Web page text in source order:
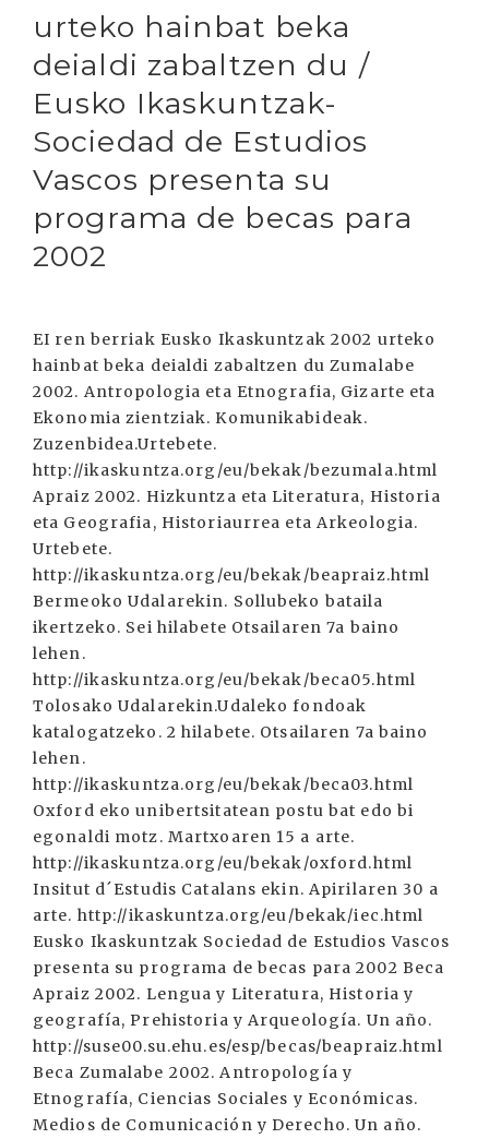
urteko hainbat beka
deialdi zabaltzen du /
Eusko Ikaskuntzak-
Sociedad de Estudios
Vascos presenta su
programa de becas para
2002
EI ren berriak Eusko Ikaskuntzak 2002 urteko
hainbat beka deialdi zabaltzen du Zumalabe
2002. Antropologia eta Etnografia, Gizarte eta
Ekonomia zientziak. Komunikabideak.
Zuzenbidea.Urtebete.
http://ikaskuntza.org/eu/bekak/bezumala.html
Apraiz 2002. Hizkuntza eta Literatura, Historia
eta Geografia, Historiaurrea eta Arkeologia.
Urtebete.
http://ikaskuntza.org/eu/bekak/beapraiz.html
Bermeoko Udalarekin. Sollubeko bataila
ikertzeko. Sei hilabete Otsailaren 7a baino
lehen.
http://ikaskuntza.org/eu/bekak/beca05.html
Tolosako Udalarekin.Udaleko fondoak
katalogatzeko. 2 hilabete. Otsailaren 7a baino
lehen.
http://ikaskuntza.org/eu/bekak/beca03.html
Oxford eko unibertsitatean postu bat edo bi
egonaldi motz. Martxoaren 15 a arte.
http://ikaskuntza.org/eu/bekak/oxford.html
Insitut d´Estudis Catalans ekin. Apirilaren 30 a
arte. http://ikaskuntza.org/eu/bekak/iec.html
Eusko Ikaskuntzak Sociedad de Estudios Vascos
presenta su programa de becas para 2002 Beca
Apraiz 2002. Lengua y Literatura, Historia y
geografía, Prehistoria y Arqueología. Un año.
http://suse00.su.ehu.es/esp/becas/beapraiz.html
Beca Zumalabe 2002. Antropología y
Etnografía, Ciencias Sociales y Económicas.
Medios de Comunicación y Derecho. Un año.